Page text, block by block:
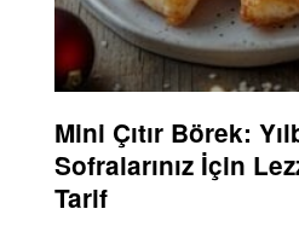
Mini Çıtır Börek:
Sofralarınız İçin
Tarif